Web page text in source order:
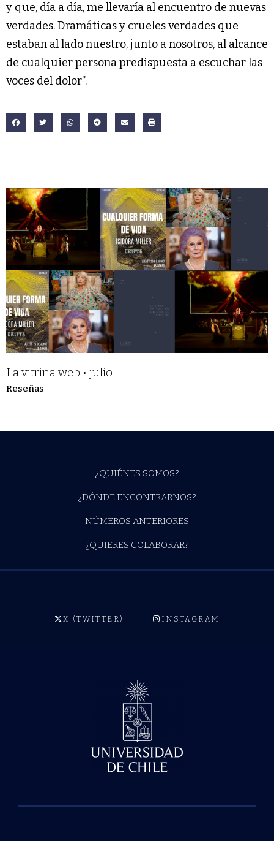
y que, día a día, me llevaría al encuentro de nuevas
verdades. Dramáticas y crueles verdades que
estaban al lado nuestro, junto a nosotros, al alcance
de cualquier persona predispuesta a escuchar las
voces del dolor”.
La vitrina web • julio
Reseñas
¿QUIÉNES SOMOS?
¿DÓNDE ENCONTRARNOS?
NÚMEROS ANTERIORES
¿QUIERES COLABORAR?
X (TWITTER) INSTAGRAM